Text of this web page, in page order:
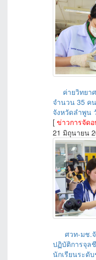
ค่ายวิทยา
จำนวน 35 ค
จังหวัดลำพูน
[ ข่าวการจัด
21 มิถุนายน
ศวท-มช.
ปฏิบัติการจุล
นักเรียนระดั